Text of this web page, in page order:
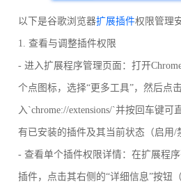
以下是谷歌浏览器扩展插件权限管理
1. 查看与调整插件权限
- 进入扩展程序管理页面：打开
个点图标，选择“更多工具”，然后点
入`chrome://extensions/`并按回车键
有已安装的插件及其当前状态（启用/
- 查看单个插件权限详情：在扩展程
插件，点击其右侧的“详细信息”按钮